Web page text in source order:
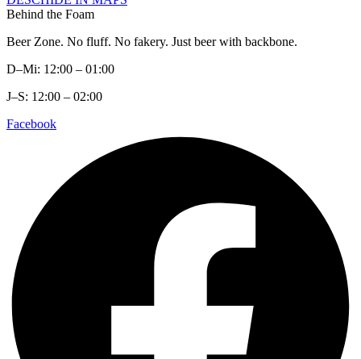
Behind the Foam
Beer Zone. No fluff. No fakery. Just beer with backbone.
D–Mi: 12:00 – 01:00
J–S: 12:00 – 02:00
Facebook